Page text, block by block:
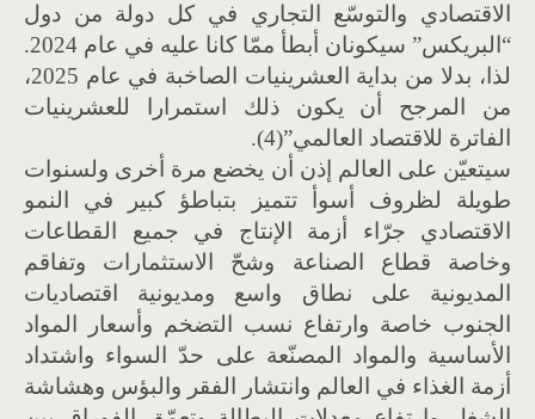
الاقتصادي والتوسّع التجاري في كل دولة من دول
“البريكس” سيكونان أبطأ ممّا كانا عليه في عام 2024.
لذا، بدلا من بداية العشرينيات الصاخبة في عام 2025،
من المرجح أن يكون ذلك استمرارا للعشرينيات
الفاترة للاقتصاد العالمي”(4).
سيتعيّن على العالم إذن أن يخضع مرة أخرى ولسنوات
طويلة لظروف أسوأ تتميز بتباطؤ كبير في النمو
الاقتصادي جرّاء أزمة الإنتاج في جميع القطاعات
وخاصة قطاع الصناعة وشحّ الاستثمارات وتفاقم
المديونية على نطاق واسع ومديونية اقتصاديات
الجنوب خاصة وارتفاع نسب التضخم وأسعار المواد
الأساسية والمواد المصنّعة على حدّ السواء واشتداد
أزمة الغذاء في العالم وانتشار الفقر والبؤس وهشاشة